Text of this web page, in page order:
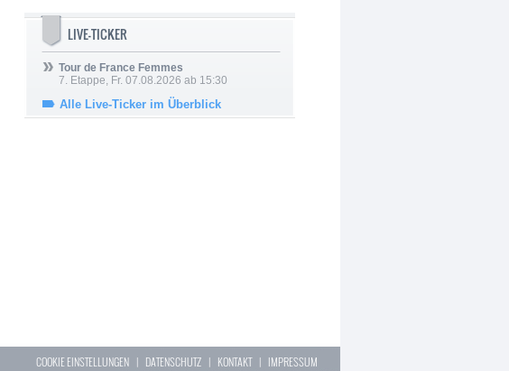
LIVE-TICKER
Tour de France Femmes
7. Etappe, Fr. 07.08.2026 ab 15:30
Alle Live-Ticker im Überblick
COOKIE EINSTELLUNGEN | DATENSCHUTZ | KONTAKT| IMPRESSUM